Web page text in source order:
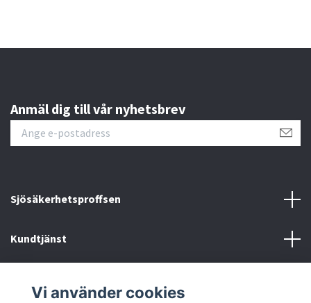
Anmäl dig till vår nyhetsbrev
Sjösäkerhetsproffsen
Kundtjänst
Vi använder cookies